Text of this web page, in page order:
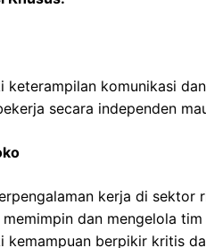
keterampilan komunikasi
secara independen
kerja di sektor
memimpin dan mengelola
kemampuan berpikir kritis